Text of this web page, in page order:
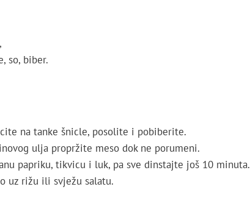
so, biber.
na tanke šnicle, posolite i pobiberite.
ulja propržite meso dok ne porumeni.
papriku, tikvicu i luk, pa sve dinstajte još 10 minuta.
uz rižu ili svježu salatu.